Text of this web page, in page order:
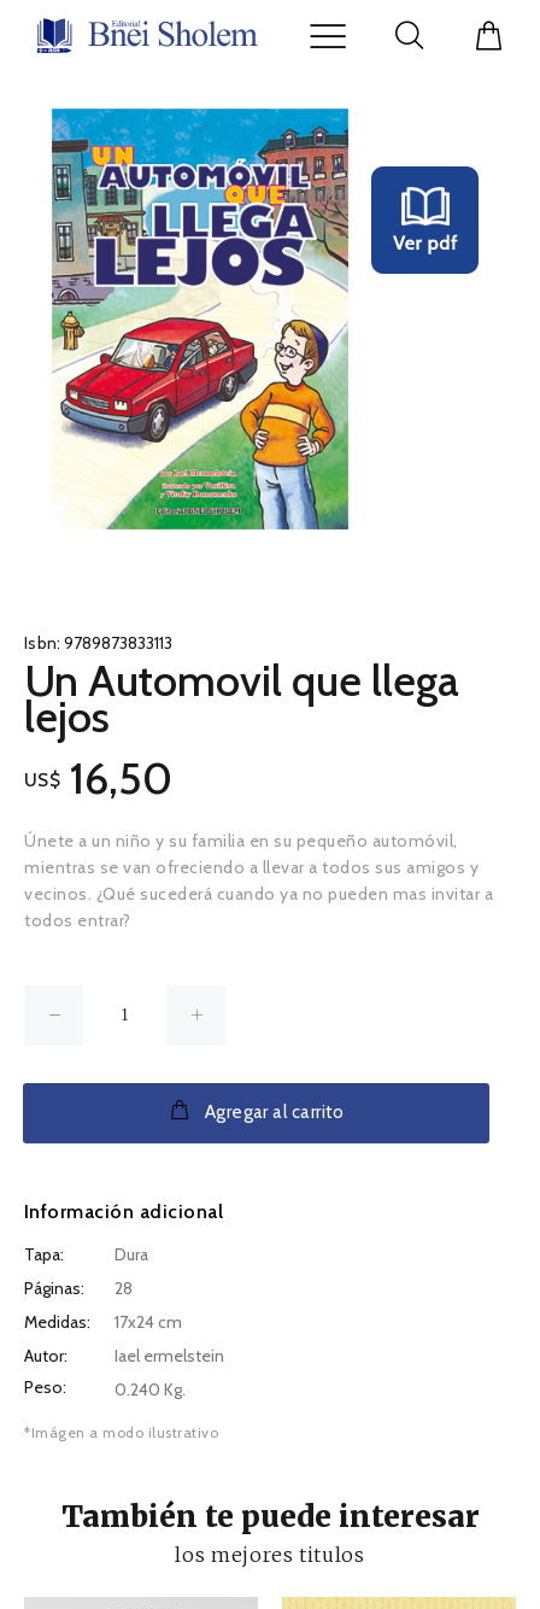
Isbn: 9789873833113
Un Automovil que llega
lejos
US$ 16,50
Únete a un niño y su familia en su pequeño automóvil,
mientras se van ofreciendo a llevar a todos sus amigos y
vecinos. ¿Qué sucederá cuando ya no pueden mas invitar a
todos entrar?
Agregar al carrito
Información adicional
Tapa:
Dura
Páginas:
28
Medidas:
17x24 cm
Autor:
Iael ermelstein
Peso:
0.240 Kg.
*Imágen a modo ilustrativo
También te puede interesar
los mejores titulos